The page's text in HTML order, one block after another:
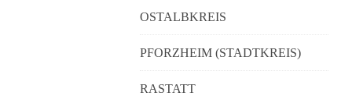
OSTALBKREIS
PFORZHEIM (STADTKREIS)
RASTATT